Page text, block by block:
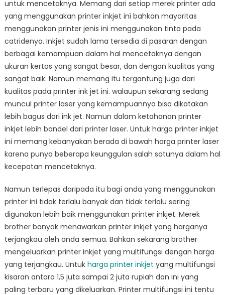
Kebutuhan
untuk mencetaknya. Memang dari setiap merek printer ada
yang menggunakan printer inkjet ini bahkan mayoritas
menggunakan printer jenis ini menggunakan tinta pada
catridenya. Inkjet sudah lama tersedia di pasaran dengan
berbagai kemampuan dalam hal mencetaknya dengan
ukuran kertas yang sangat besar, dan dengan kualitas yang
sangat baik. Namun memang itu tergantung juga dari
kualitas pada printer ink jet ini. walaupun sekarang sedang
muncul printer laser yang kemampuannya bisa dikatakan
lebih bagus dari ink jet. Namun dalam ketahanan printer
inkjet lebih bandel dari printer laser. Untuk harga printer inkjet
ini memang kebanyakan berada di bawah harga printer laser
karena punya beberapa keunggulan salah satunya dalam hal
kecepatan mencetaknya.
Namun terlepas daripada itu bagi anda yang menggunakan
printer ini tidak terlalu banyak dan tidak terlalu sering
digunakan lebih baik menggunakan printer inkjet. Merek
brother banyak menawarkan printer inkjet yang harganya
terjangkau oleh anda semua. Bahkan sekarang brother
mengeluarkan printer inkjet yang multifungsi dengan harga
yang terjangkau. Untuk harga printer inkjet yang multifungsi
kisaran antara 1,5 juta sampai 2 juta rupiah dan ini yang
paling terbaru yang dikeluarkan. Printer multifungsi ini tentu